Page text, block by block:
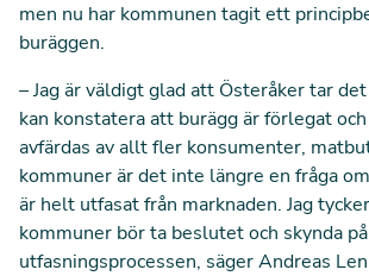
men nu har kommunen tagit ett
buräggen.
–Jag är väldigt glad att Österåker tar
kan konstatera att burägg är förlegat
avfärdas av allt fler konsumenter,
kommuner är det inte längre en fråga
är helt utfasat från marknaden. Jag
kommuner bör ta beslutet och skynda
utfasningsprocessen, sägerAndreas